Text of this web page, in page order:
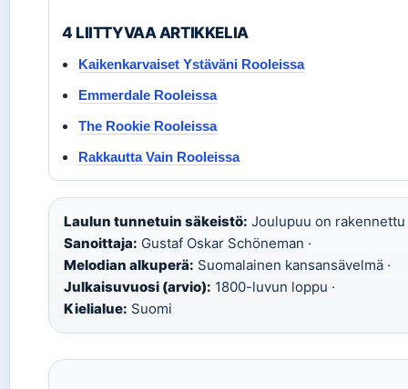
4 LIITTYVAA ARTIKKELIA
Kaikenkarvaiset Ystäväni Rooleissa
Emmerdale Rooleissa
The Rookie Rooleissa
Rakkautta Vain Rooleissa
Laulun tunnetuin säkeistö: Joulupuu on rakennettu
Sanoittaja: Gustaf Oskar Schöneman ·
Melodian alkuperä: Suomalainen kansansävelmä ·
Julkaisuvuosi (arvio): 1800-luvun loppu ·
Kielialue: Suomi